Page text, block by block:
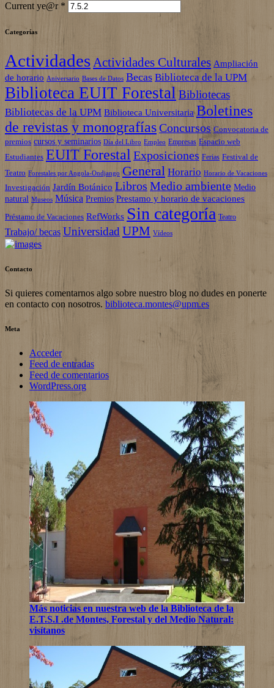
Current ye@r *
Categorías
ActividadesActividades Culturales Ampliación
de horario Aniversario Bases de Datos Becas Biblioteca de la UPM
Biblioteca EUIT Forestal Bibliotecas
Bibliotecas de la UPM Biblioteca Universitaria Boletines
de revistas y monografíasConcursos Convocatoria de
premios cursos y seminarios Día del Libro Empleo Empresas Espacio web
Estudiantes EUIT Forestal Exposiciones Ferias Festival de
Teatro Forestales por Angola-Ondjango General Horario Horario de Vacaciones
Investigación Jardín Botánico Libros Medio ambiente Medio
natural Museos Música Premios Prestamo y horario de vacaciones
Préstamo de Vacaciones RefWorks Sin categoría Teatro
Trabajo/ becas Universidad UPM Vídeos
Contacto
Si quieres comentarnos algo sobre nuestro blog no dudes en ponerte
en contacto con nosotros. biblioteca.montes@upm.es
Meta
Acceder
Feed de entradas
Feed de comentarios
WordPress.org
Más noticias en nuestra web de la Biblioteca de la
E.T.S.I .de Montes, Forestal y del Medio Natural:
visítanos